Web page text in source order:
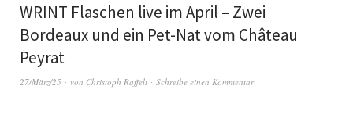
WRINT Flaschen live im April – Zwei
Bordeaux und ein Pet-Nat vom Château
Peyrat
27/März/25 von Christoph Raffelt Schreibe einen Kommentar